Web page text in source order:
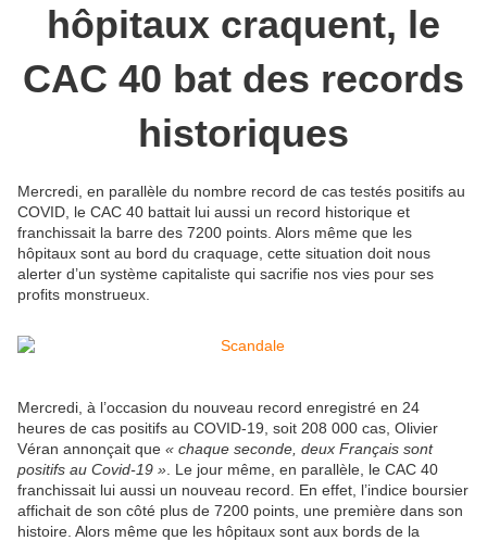
hôpitaux craquent, le
CAC 40 bat des records
historiques
Mercredi, en parallèle du nombre record de cas testés positifs au
COVID, le CAC 40 battait lui aussi un record historique et
franchissait la barre des 7200 points. Alors même que les
hôpitaux sont au bord du craquage, cette situation doit nous
alerter d’un système capitaliste qui sacrifie nos vies pour ses
profits monstrueux.
Mercredi, à l’occasion du nouveau record enregistré en 24
heures de cas positifs au COVID-19, soit 208 000 cas, Olivier
Véran annonçait que « chaque seconde, deux Français sont
positifs au Covid-19 » . Le jour même, en parallèle, le CAC 40
franchissait lui aussi un nouveau record. En effet, l’indice boursier
affichait de son côté plus de 7200 points, une première dans son
histoire. Alors même que les hôpitaux sont aux bords de la